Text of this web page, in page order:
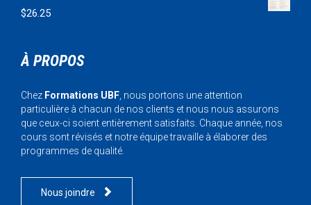
$26.25
À PROPOS
Chez Formations UBF , nous portons une attention
particulière à chacun de nos clients et nous nous assurons
que ceux-ci soient entièrement satisfaits. Chaque année, nos
cours sont révisés et notre équipe travaille à élaborer des
programmes de qualité.
Nous joindre 